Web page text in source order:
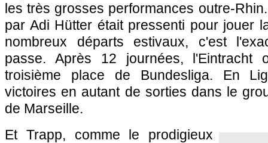
les très grosses performances outre-
par Adi Hütter était pressenti pour jouer
nombreux départs estivaux, c'est
passe. Après 12 journées, l'Eintracht
troisième place de Bundesliga. En
victoires en autant de sorties dans le
de Marseille.
Et Trapp, comme le prodigieux